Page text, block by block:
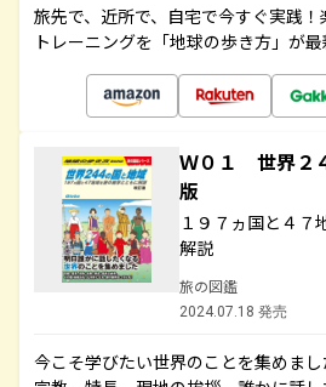
旅先で、近所で、自宅で今すぐ実践
トレーニングを「地球の歩き方」が
Ｗ０１ 世界２
版
１９７ヵ国と４７
解説
旅の図鑑
2024.07.18 発売
今こそ学びたい世界のことを集めまし